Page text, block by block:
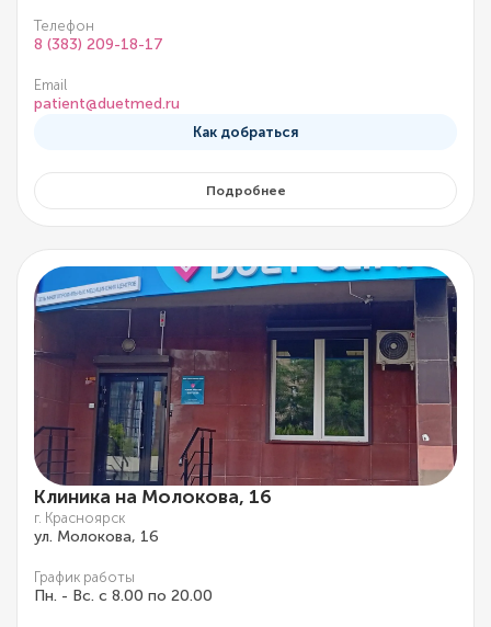
Телефон
8 (383) 209-18-17
Email
patient@duetmed.ru
Как добраться
Подробнее
Клиника на Молокова, 16
г. Красноярск
ул. Молокова, 16
График работы
Пн. - Вс. с 8.00 по 20.00